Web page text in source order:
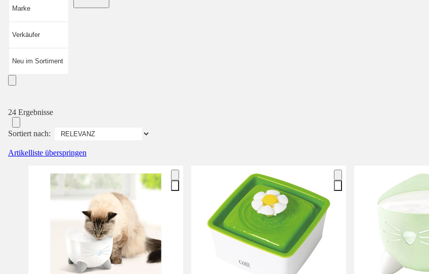
Marke
Verkäufer
Neu im Sortiment
24 Ergebnisse
Sortiert nach:
Artikelliste überspringen